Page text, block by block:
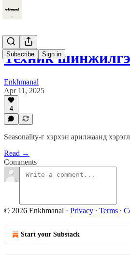
Subscribe Sign in
Техник
Enkhmanal
Apr 11, 2025
4
Seasonality-г хэрхэн арилжаанд
Read →
Comments
© 2026 Enkhmanal · Privacy ∙ Terms ∙
Start your Substack